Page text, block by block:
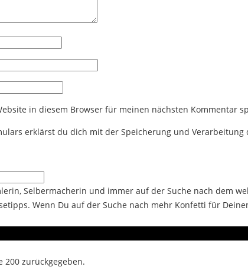
in diesem Browser für meinen nächsten Kommentar
erklärst du dich mit der Speicherung und
Selbermacherin und immer auf der Suche nach dem
Wenn Du auf der Suche nach mehr Konfetti für
200 zurückgegeben.